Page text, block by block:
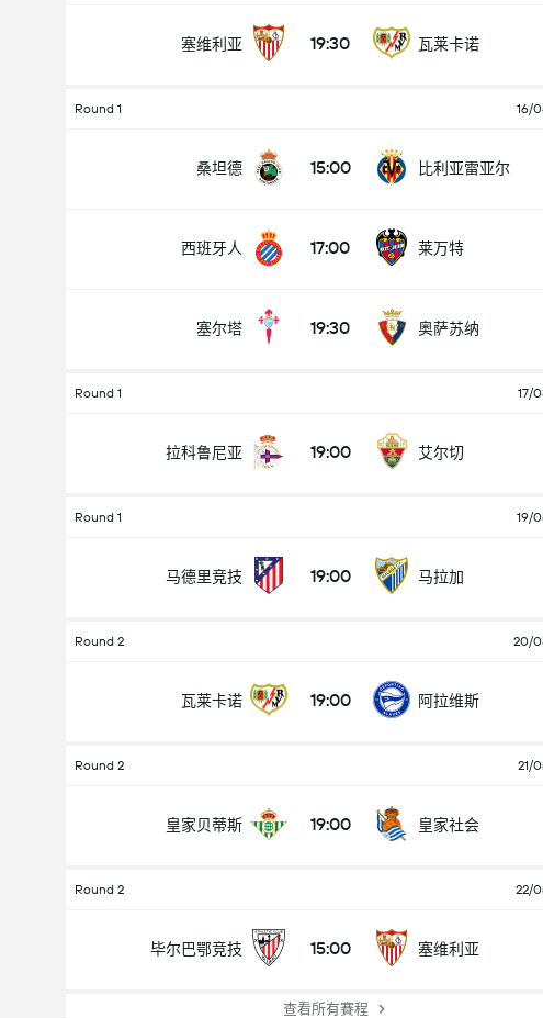
塞维利亚 19:30 瓦莱卡诺
Round 1 16/
桑坦德 15:00 比利亚雷亚尔
西班牙人 17:00 莱万特
塞尔塔 19:30 奥萨苏纳
Round 1 17/
拉科鲁尼亚 19:00 艾尔切
Round 1 19/
马德里竞技 19:00 马拉加
Round 2 20/
瓦莱卡诺 19:00 阿拉维斯
Round 2 21/
皇家贝蒂斯 19:00 皇家社会
Round 2 22/
毕尔巴鄂竞技 15:00 塞维利亚
查看所有賽程